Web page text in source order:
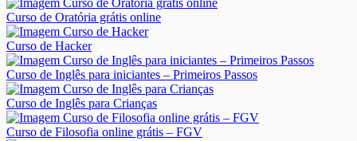
Curso de Oratória grátis online
Curso de Hacker
Curso de Inglês para iniciantes – Primeiros Passos
Curso de Inglês para Crianças
Curso de Filosofia online grátis – FGV